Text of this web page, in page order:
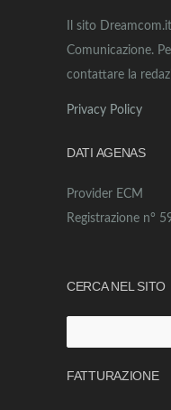
Il sito
Comunicazione.
contattare la
Privacy Policy
DATI AGENAS
Provider ECM
Registrazione n°
CERCA NEL SITO
per:
FATTURAZIONE